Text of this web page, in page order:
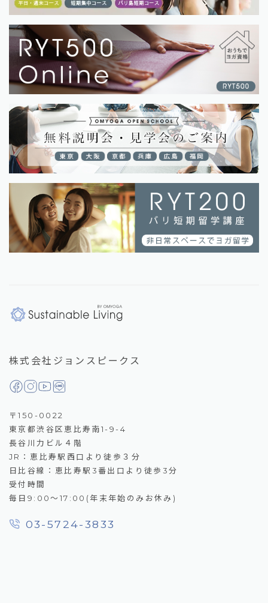
株式会社ジョンスピークス
〒150-0022
東京都渋谷区恵比寿南1-9-4
長谷川力ビル４階
JR：恵比寿駅西口より徒歩３分
日比谷線：恵比寿駅3番出口より徒歩3分
受付時間
毎日9:00～17:00(年末年始のみお休み)
03-5724-3833